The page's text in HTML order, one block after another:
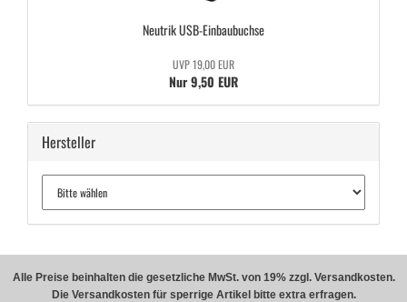
Neu­trik USB-​Einbaubuchse
UVP 19,00 EUR
Nur 9,50 EUR
Hersteller
Alle Preise beinhalten die gesetzliche MwSt. von 19% zzgl. Versandkosten.
Die Versandkosten für sperrige Artikel bitte extra erfragen.